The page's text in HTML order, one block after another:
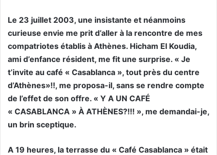
Le 23 juillet 2003, une insistante et néanmoins
curieuse envie me prit d’aller à la rencontre de mes
compatriotes établis à Athènes. Hicham El Koudia,
ami d’enfance résident, me fit une surprise. « Je
t’invite au café « Casablanca », tout près du centre
d’Athènes»!!, me proposa-il, sans se rendre compte
de l’effet de son offre. « Y A UN CAFÉ
« CASABLANCA » À ATHÈNES?!!! », me demandai-je,
un brin sceptique.
A 19 heures, la terrasse du « Café Casablanca » était